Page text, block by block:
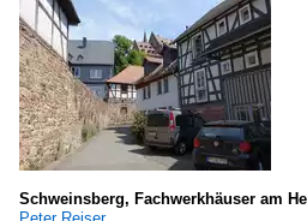
Schweinsberg, Fachwerkhäuser am